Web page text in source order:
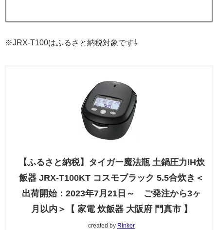
※JRX-T100はふるさと納税対象です⇩
【ふるさと納税】タイガー魔法瓶 土鍋圧力IH炊
飯器 JRX-T100KT コスモブラック 5.5合炊き＜
出荷開始：2023年7月21日～ ご発注から3ヶ
月以内＞【 家電 炊飯器 大阪府 門真市 】
created by Rinker